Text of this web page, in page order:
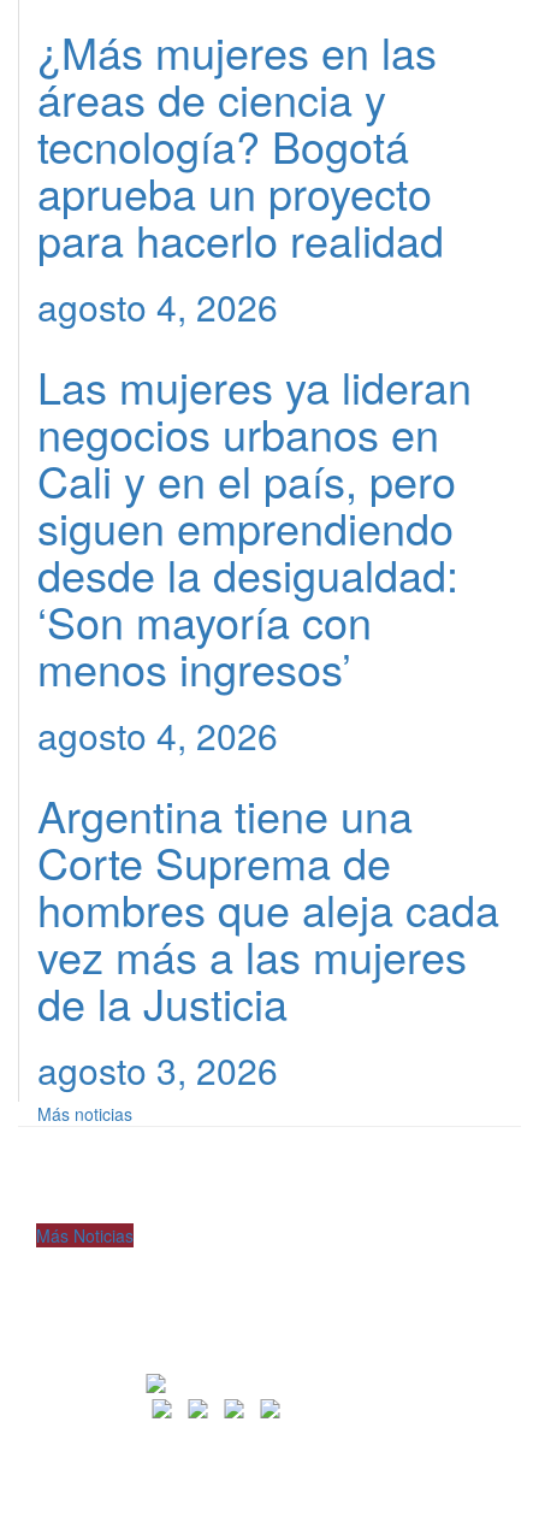
¿Más mujeres en las
áreas de ciencia y
tecnología? Bogotá
aprueba un proyecto
para hacerlo realidad
agosto 4, 2026
Las mujeres ya lideran
negocios urbanos en
Cali y en el país, pero
siguen emprendiendo
desde la desigualdad:
‘Son mayoría con
menos ingresos’
agosto 4, 2026
Argentina tiene una
Corte Suprema de
hombres que aleja cada
vez más a las mujeres
de la Justicia
agosto 3, 2026
Más noticias
Más Noticias